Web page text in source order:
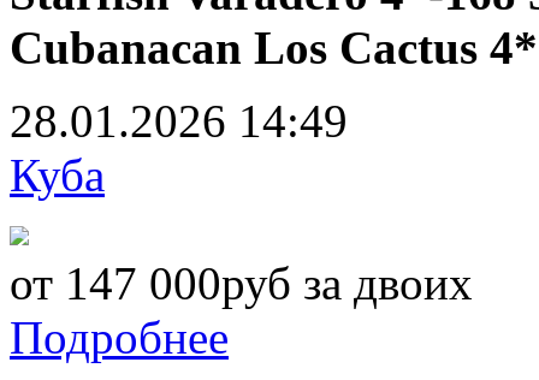
Cubanacan Los Cactus
28.01.2026 14:49
Куба
от 147 000руб за двоих
Подробнее